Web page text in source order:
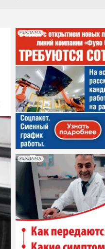
РЕКЛАМА
РЕКЛАМА